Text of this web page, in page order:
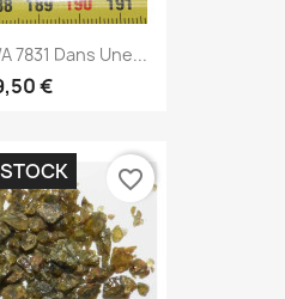
7831 Dans Une...
€
favorite_border